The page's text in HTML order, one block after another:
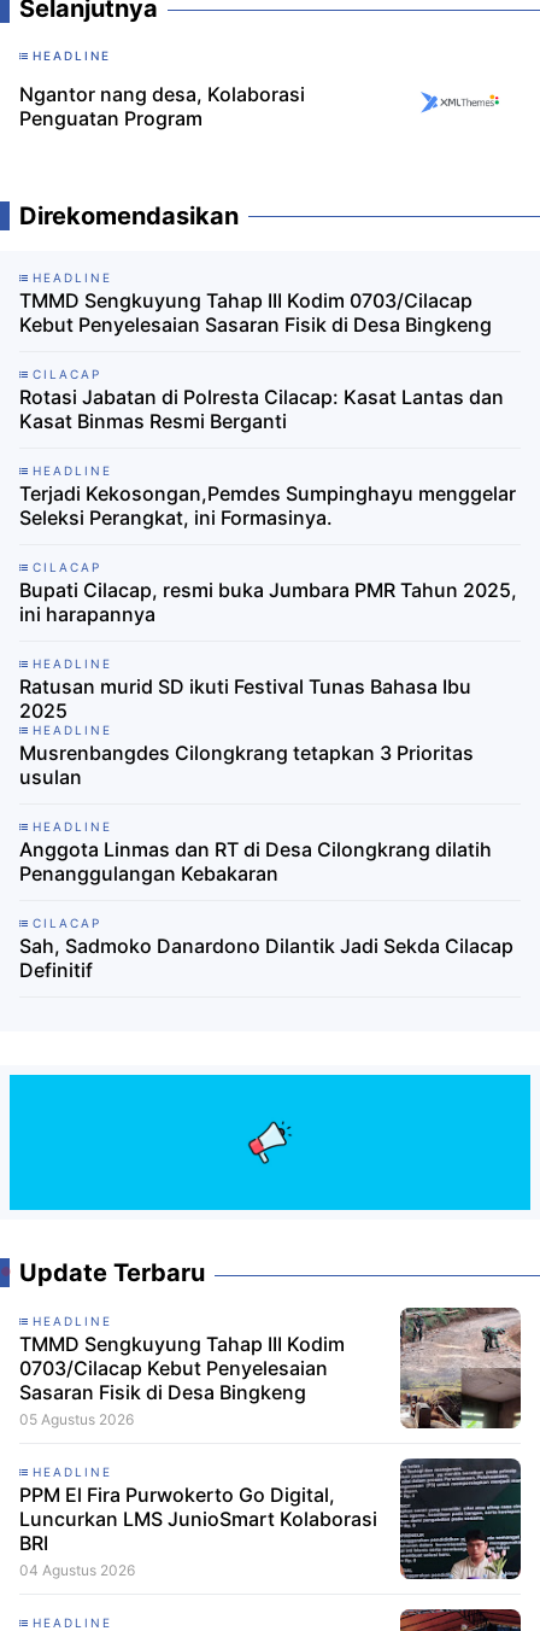
Selanjutnya
HEADLINE
Ngantor nang desa, Kolaborasi
Penguatan Program
Direkomendasikan
HEADLINE
TMMD Sengkuyung Tahap III Kodim 0703/Cilacap
Kebut Penyelesaian Sasaran Fisik di Desa Bingkeng
CILACAP
Rotasi Jabatan di Polresta Cilacap: Kasat Lantas dan
Kasat Binmas Resmi Berganti
HEADLINE
Terjadi Kekosongan,Pemdes Sumpinghayu menggelar
Seleksi Perangkat, ini Formasinya.
CILACAP
Bupati Cilacap, resmi buka Jumbara PMR Tahun 2025,
ini harapannya
HEADLINE
Ratusan murid SD ikuti Festival Tunas Bahasa Ibu
2025
HEADLINE
Musrenbangdes Cilongkrang tetapkan 3 Prioritas
usulan
HEADLINE
Anggota Linmas dan RT di Desa Cilongkrang dilatih
Penanggulangan Kebakaran
CILACAP
Sah, Sadmoko Danardono Dilantik Jadi Sekda Cilacap
Definitif
Update Terbaru
HEADLINE
TMMD Sengkuyung Tahap III Kodim
0703/Cilacap Kebut Penyelesaian
Sasaran Fisik di Desa Bingkeng
05 Agustus 2026
HEADLINE
PPM El Fira Purwokerto Go Digital,
Luncurkan LMS JunioSmart Kolaborasi
BRI
04 Agustus 2026
HEADLINE